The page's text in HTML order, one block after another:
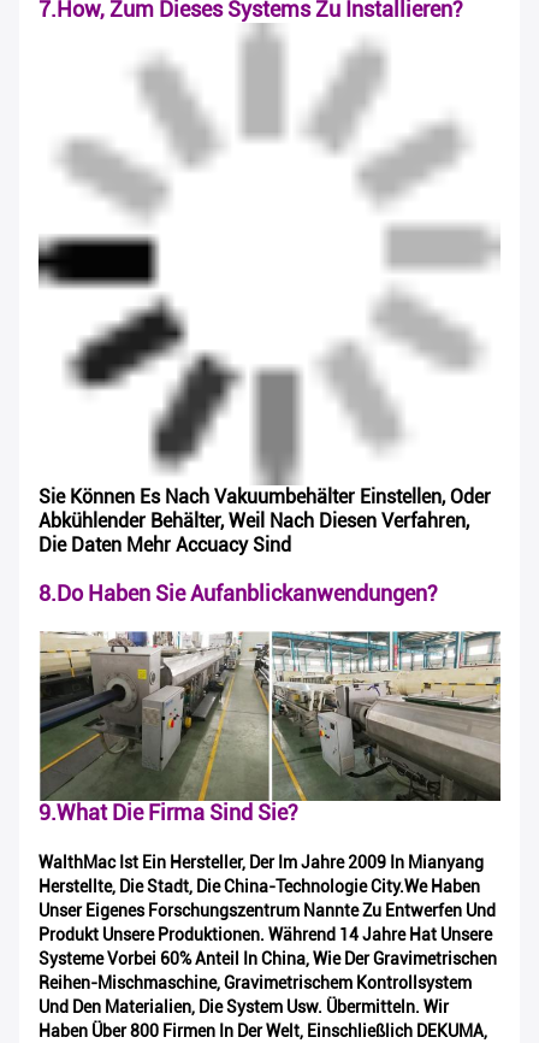
EINREICHUNGEN
7.How, Zum Dieses Systems Zu Installieren?
Sie Können Es Nach Vakuumbehälter Einstellen, Oder
Abkühlender Behälter, Weil Nach Diesen Verfahren,
Die Daten Mehr Accuacy Sind
8.Do Haben Sie Aufanblickanwendungen?
9.What Die Firma Sind Sie?
WalthMac Ist Ein Hersteller, Der Im Jahre 2009 In Mianyang
Herstellte, Die Stadt, Die China-Technologie City.We Haben
Unser Eigenes Forschungszentrum Nannte Zu Entwerfen Und
Produkt Unsere Produktionen. Während 14 Jahre Hat Unsere
Systeme Vorbei 60% Anteil In China, Wie Der Gravimetrischen
Reihen-Mischmaschine, Gravimetrischem Kontrollsystem
Und Den Materialien, Die System Usw. Übermitteln. Wir
Haben Über 800 Firmen In Der Welt, Einschließlich DEKUMA,